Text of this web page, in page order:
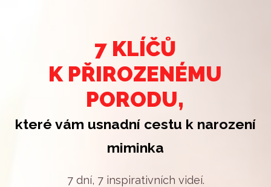
7 KLÍČŮ
K PŘIROZENÉMU
PORODU,
které vám usnadní cestu k narození
miminka
7 dní, 7 inspirativních videí.